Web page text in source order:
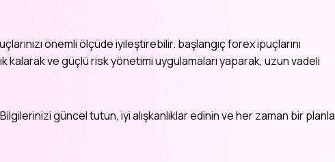
önemli ölçüde iyileştirebilir. başlangıç forex ipuçlarını
kalarak ve güçlü risk yönetimi uygulamaları yaparak, uzun vadeli
güncel tutun, iyi alışkanlıklar edinin ve her zaman bir planla